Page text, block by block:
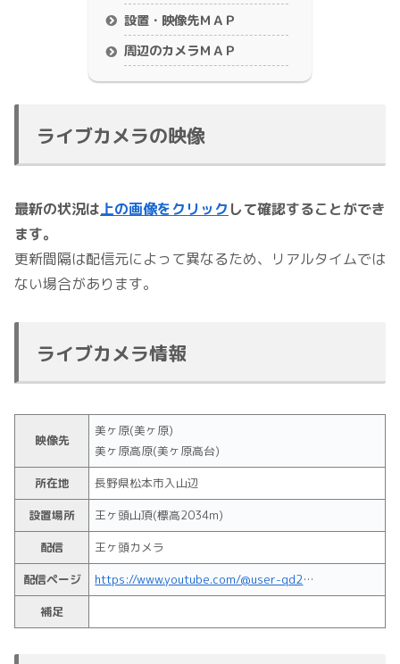
設置・映像先ＭＡＰ
周辺のカメラＭＡＰ
ライブカメラの映像
最新の状況は上の画像をクリック して確認することができ
ます。
更新間隔は配信元によって異なるため、リアルタイムでは
ない場合があります。
ライブカメラ情報
映像先
美ヶ原(美ヶ原)
美ヶ原高原(美ヶ原高台)
所在地
長野県松本市入山辺
設置場所
王ヶ頭山頂(標高2034m)
配信
王ヶ頭カメラ
配信ページ
https://www.youtube.com/@user-qd2vs2vi9u/featured
補足